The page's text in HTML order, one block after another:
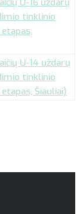
tinklinio
U-14 uždarų
tinklinio
Šiauliai)